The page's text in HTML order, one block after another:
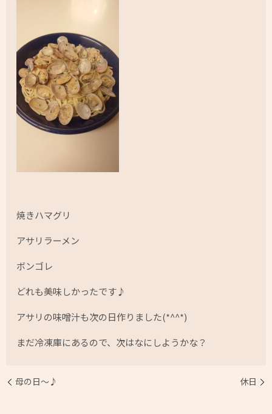
焼きハマグリ
アサリラーメン
ボンゴレ
どれも美味しかったです♪
アサリの味噌汁も次の日作りました(*^^*)
まだ冷凍庫にあるので、次はなにしようかな？
母の日〜♪ 休日